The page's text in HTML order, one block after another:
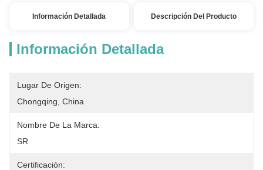
Información Detallada Descripción Del Producto
Información Detallada
Lugar De Origen:
Chongqing, China
Nombre De La Marca:
SR
Certificación: